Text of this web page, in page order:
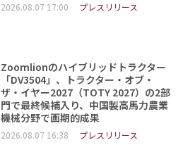
2026.08.07 17:00 プレスリリース
Zoomlionのハイブリッドトラクター
「DV3504」、トラクター・オブ・
ザ・イヤー2027（TOTY 2027）の2部
門で最終候補入り、中国製高馬力農業
機械分野で画期的成果
2026.08.07 16:38 プレスリリース